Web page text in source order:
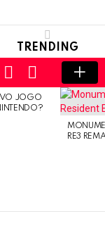
TRENDING
SWITCH
SKIN
LOGIN
JOGO
RE3